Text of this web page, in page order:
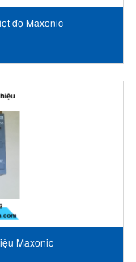
độ Maxonic
Maxonic